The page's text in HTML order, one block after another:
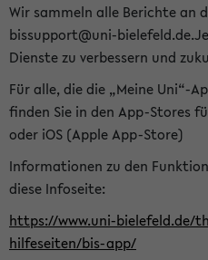
Wir sammeln alle Berichte an
bissupport@uni-
Dienste zu verbessern und
Für alle, die die „Meine Uni“-
finden Sie in den App-Stores
oder iOS (Apple App-Store)
Informationen zu den
diese Infoseite:
https://www.uni-bielefeld.de/
hilfeseiten/bis-app/